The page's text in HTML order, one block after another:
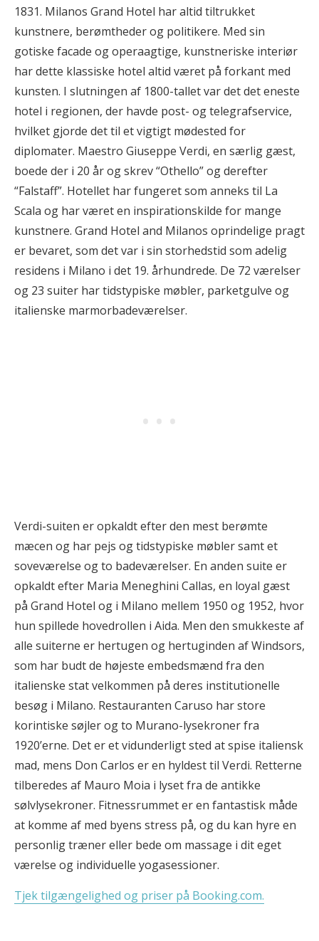
1831. Milanos Grand Hotel har altid tiltrukket
kunstnere, berømtheder og politikere. Med sin
gotiske facade og operaagtige, kunstneriske interiør
har dette klassiske hotel altid været på forkant med
kunsten. I slutningen af 1800-tallet var det det eneste
hotel i regionen, der havde post- og telegrafservice,
hvilket gjorde det til et vigtigt mødested for
diplomater. Maestro Giuseppe Verdi, en særlig gæst,
boede der i 20 år og skrev “Othello” og derefter
“Falstaff”. Hotellet har fungeret som anneks til La
Scala og har været en inspirationskilde for mange
kunstnere. Grand Hotel and Milanos oprindelige pragt
er bevaret, som det var i sin storhedstid som adelig
residens i Milano i det 19. århundrede. De 72 værelser
og 23 suiter har tidstypiske møbler, parketgulve og
italienske marmorbadeværelser.
Verdi-suiten er opkaldt efter den mest berømte
mæcen og har pejs og tidstypiske møbler samt et
soveværelse og to badeværelser. En anden suite er
opkaldt efter Maria Meneghini Callas, en loyal gæst
på Grand Hotel og i Milano mellem 1950 og 1952, hvor
hun spillede hovedrollen i Aida. Men den smukkeste af
alle suiterne er hertugen og hertuginden af Windsors,
som har budt de højeste embedsmænd fra den
italienske stat velkommen på deres institutionelle
besøg i Milano. Restauranten Caruso har store
korintiske søjler og to Murano-lysekroner fra
1920’erne. Det er et vidunderligt sted at spise italiensk
mad, mens Don Carlos er en hyldest til Verdi. Retterne
tilberedes af Mauro Moia i lyset fra de antikke
sølvlysekroner. Fitnessrummet er en fantastisk måde
at komme af med byens stress på, og du kan hyre en
personlig træner eller bede om massage i dit eget
værelse og individuelle yogasessioner.
Tjek tilgængelighed og priser på Booking.com.